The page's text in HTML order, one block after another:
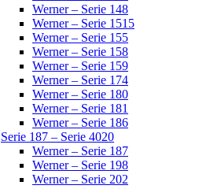
Werner – Serie 148
Werner – Serie 1515
Werner – Serie 155
Werner – Serie 158
Werner – Serie 159
Werner – Serie 174
Werner – Serie 180
Werner – Serie 181
Werner – Serie 186
Serie 187 – Serie 4020
Werner – Serie 187
Werner – Serie 198
Werner – Serie 202